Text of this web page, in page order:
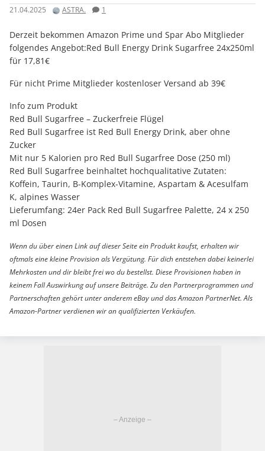
21.04.2025 ASTRA. 1
Derzeit bekommen Amazon Prime und Spar Abo Mitglieder
folgendes Angebot:Red Bull Energy Drink Sugarfree 24x250ml
für 17,81€
Für nicht Prime Mitglieder kostenloser Versand ab 39€
Info zum Produkt
Red Bull Sugarfree – Zuckerfreie Flügel
Red Bull Sugarfree ist Red Bull Energy Drink, aber ohne
Zucker
Mit nur 5 Kalorien pro Red Bull Sugarfree Dose (250 ml)
Red Bull Sugarfree beinhaltet hochqualitative Zutaten:
Koffein, Taurin, B-Komplex-Vitamine, Aspartam & Acesulfam
K, alpines Wasser
Lieferumfang: 24er Pack Red Bull Sugarfree Palette, 24 x 250
ml Dosen
Wenn du über einen Link auf dieser Seite ein Produkt kaufst, erhalten wir
oftmals eine kleine Provision als Vergütung. Für dich entstehen dabei keinerlei
Mehrkosten und dir bleibt frei wo du bestellst. Diese Provisionen haben in
keinem Fall Auswirkung auf unsere Beiträge. Zu den Partnerprogrammen und
Partnerschaften gehört unter anderem eBay und das Amazon PartnerNet. Als
Amazon-Partner verdienen wir an qualifizierten Verkäufen.